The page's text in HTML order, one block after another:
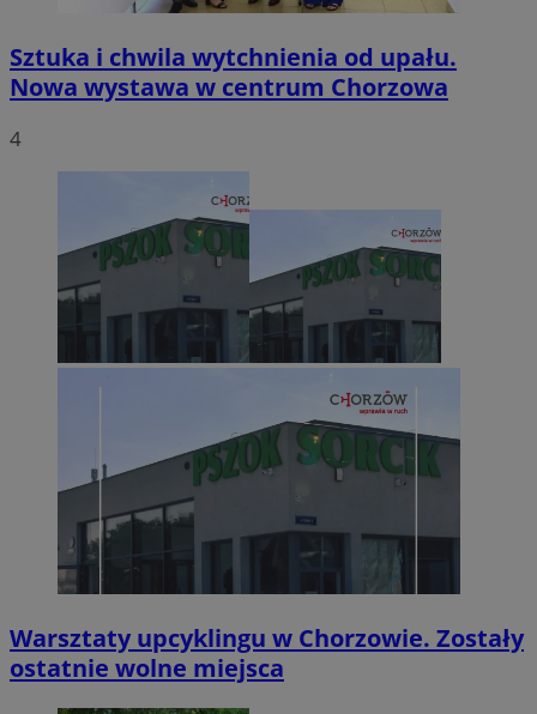
Sztuka i chwila wytchnienia od upału.
Nowa wystawa w centrum Chorzowa
4
Warsztaty upcyklingu w Chorzowie. Zostały
ostatnie wolne miejsca